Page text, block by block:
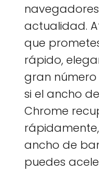
actualidad.
que
rápido,
gran número
si el ancho
Chrome
ancho de
puedes